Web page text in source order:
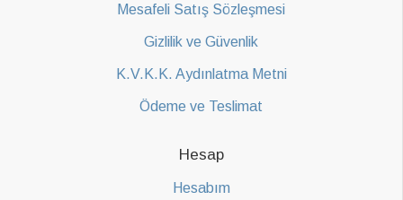
Mesafeli Satış Sözleşmesi
Gizlilik ve Güvenlik
K.V.K.K. Aydınlatma Metni
Ödeme ve Teslimat
Hesap
Hesabım